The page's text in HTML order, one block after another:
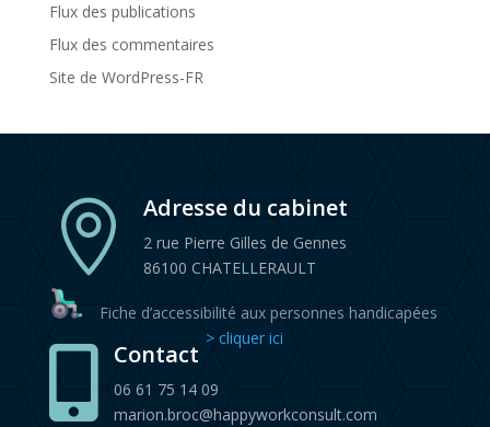
Flux des publications
Flux des commentaires
Site de WordPress-FR
 Adresse du cabinet
2 rue Pierre Gilles de Gennes
86100 CHATELLERAULT
Fiche d’accessibilité aux personnes handicapées
> cliquer ici
 Contact
06 61 75 14 09
marion.broc@happyworkconsult.com